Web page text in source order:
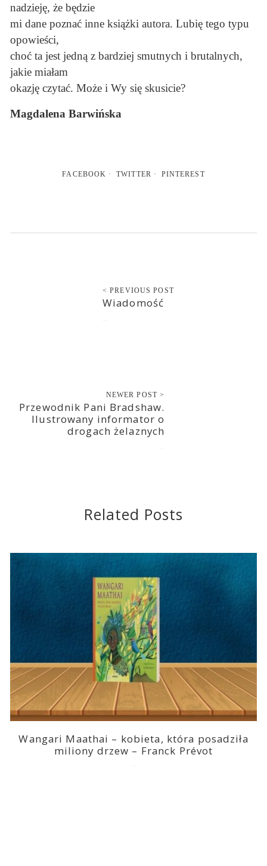
nadzieję, że będzie
mi dane poznać inne książki autora. Lubię tego typu
opowieści,
choć ta jest jedną z bardziej smutnych i brutalnych,
jakie miałam
okazję czytać. Może i Wy się skusicie?
Magdalena Barwińska
FACEBOOK TWITTER PINTEREST
< PREVIOUS POST
Wiadomość
NEWER POST >
Przewodnik Pani Bradshaw.
Ilustrowany informator o
drogach żelaznych
Related Posts
Wangari Maathai – kobieta, która posadziła
miliony drzew – Franck Prévot